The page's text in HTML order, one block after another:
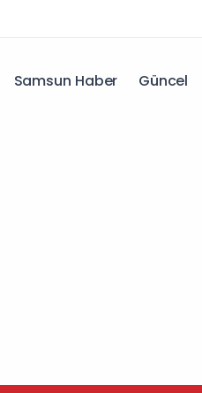
Samsun Haber Güncel